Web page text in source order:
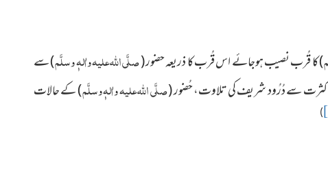
) کا قُرب نصیب ہوجائے اس قُرب کا ذریعہ حضور (صلَّی اللہ علیہ واٰلہٖ وسلَّم) سے
کثرت سے دُرُود شریف کی تلاوت، حُضور (صلَّی اللہ علیہ واٰلہٖ وسلَّم) کے حالات
)